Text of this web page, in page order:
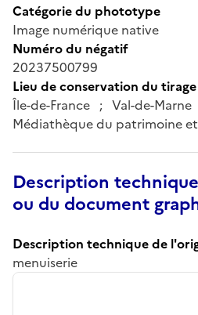
Catégorie du phototype
Image numérique native
Numéro du négatif
20237500799
Lieu de conservation du tirage
Île-de-France ; Val-de-
Médiathèque du patrimoine
Description
ou du document
Description technique de
menuiserie